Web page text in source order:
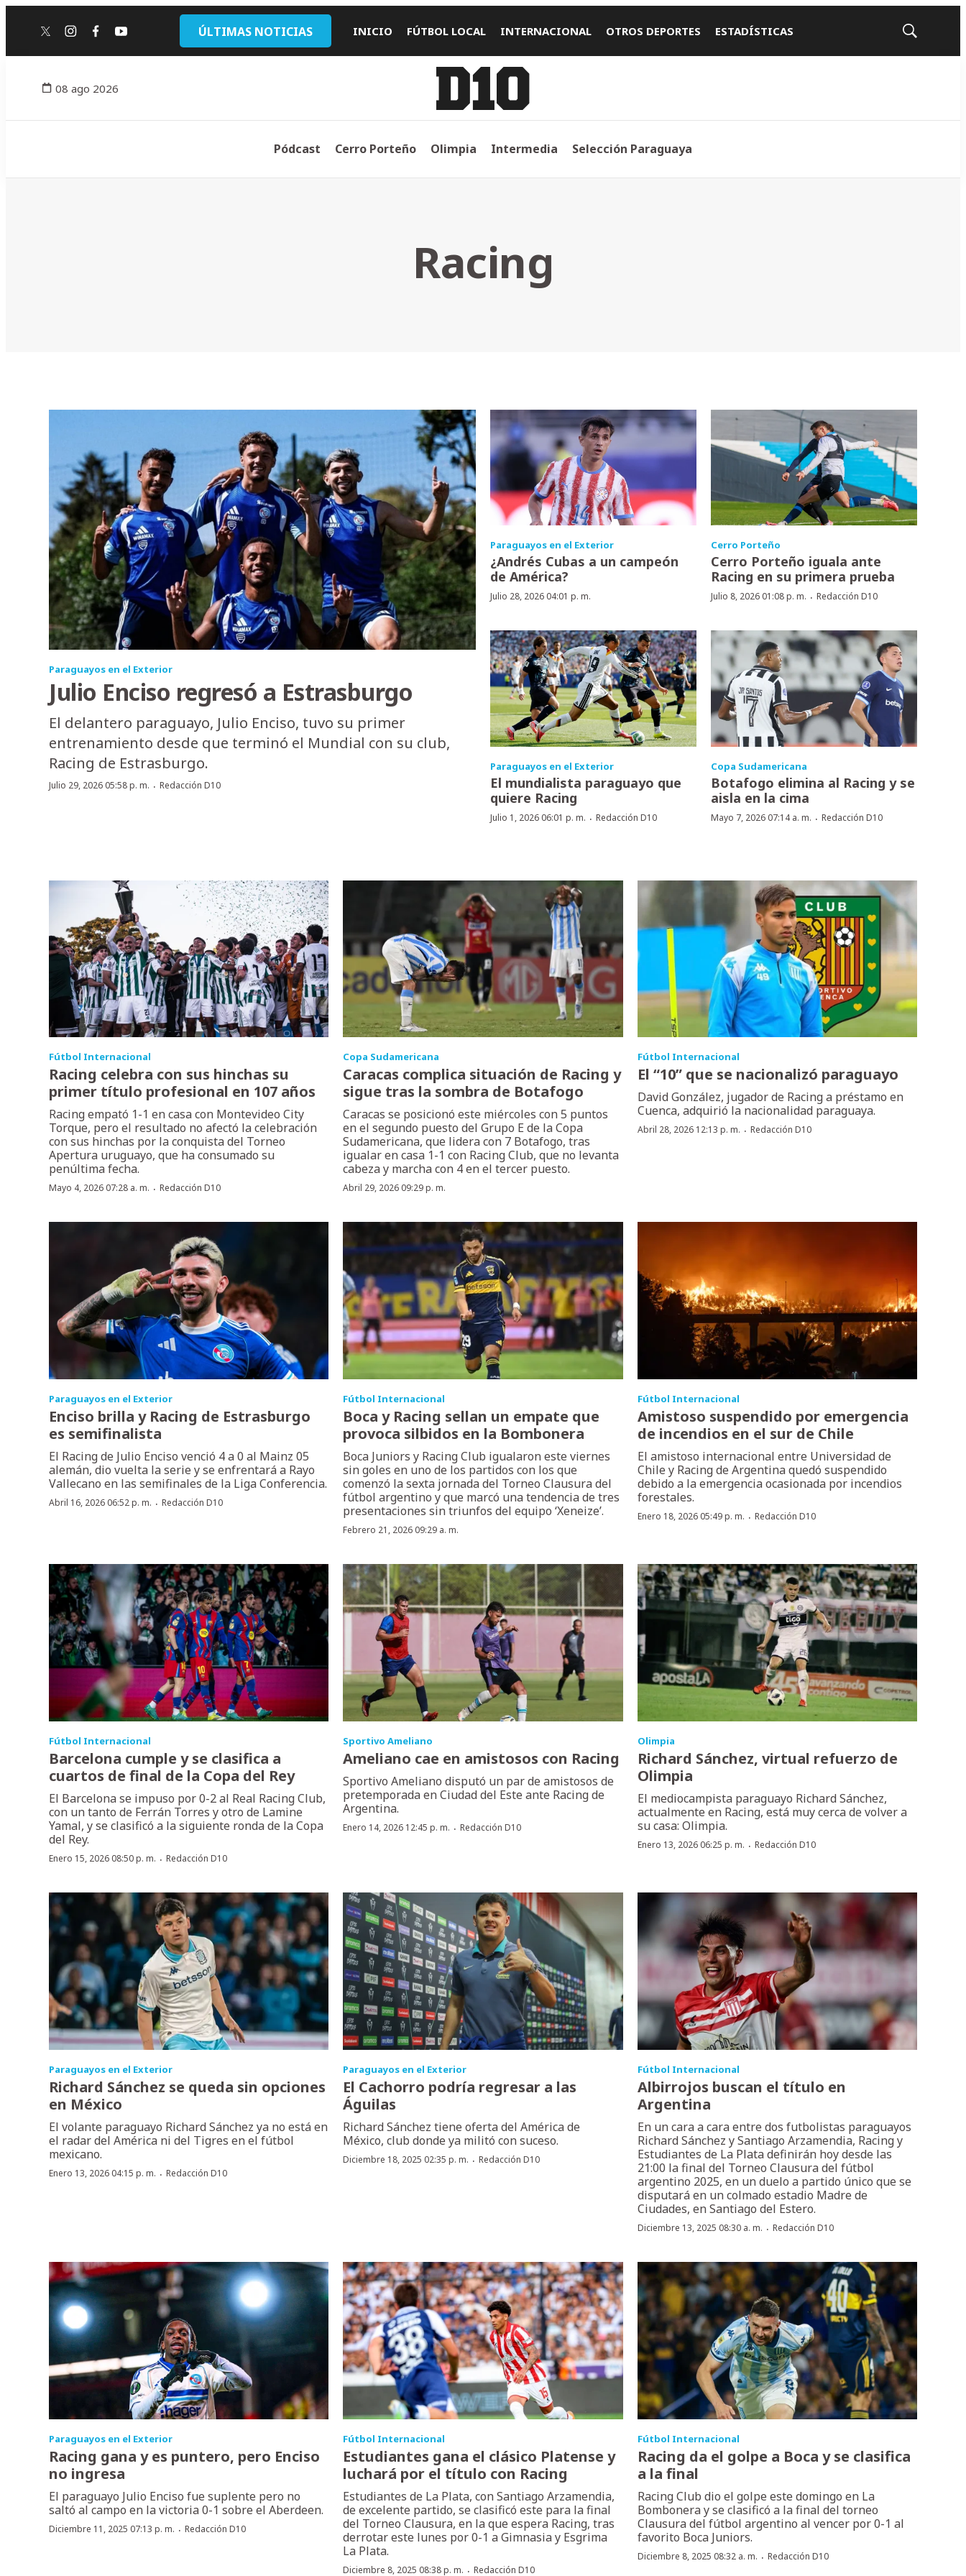
twitterinstagram
facebook
youtube ÚLTIMAS NOTICIAS INICIO FÚTBOL LOCAL INTERNACIONAL OTROS DEPORTES ESTADÍSTICAS
Mostrar
08 ago 2026
Pódcast Cerro Porteño Olimpia Intermedia Selección Paraguaya
Racing
Paraguayos en el Exterior
Julio Enciso regresó a Estrasburgo
El delantero paraguayo, Julio Enciso, tuvo su primer
entrenamiento desde que terminó el Mundial con su club,
Racing de Estrasburgo.
Julio 29, 2026 05:58 p. m. · Redacción D10
Paraguayos en el Exterior
¿Andrés Cubas a un campeón
de América?
Julio 28, 2026 04:01 p. m.
Cerro Porteño
Cerro Porteño iguala ante
Racing en su primera prueba
Julio 8, 2026 01:08 p. m. · Redacción D10
Paraguayos en el Exterior
El mundialista paraguayo que
quiere Racing
Julio 1, 2026 06:01 p. m. · Redacción D10
Copa Sudamericana
Botafogo elimina al Racing y se
aisla en la cima
Mayo 7, 2026 07:14 a. m. · Redacción D10
Fútbol Internacional
Racing celebra con sus hinchas su
primer título profesional en 107 años
Racing empató 1-1 en casa con Montevideo City
Torque, pero el resultado no afectó la celebración
con sus hinchas por la conquista del Torneo
Apertura uruguayo, que ha consumado su
penúltima fecha.
Mayo 4, 2026 07:28 a. m. · Redacción D10
Copa Sudamericana
Caracas complica situación de Racing y
sigue tras la sombra de Botafogo
Caracas se posicionó este miércoles con 5 puntos
en el segundo puesto del Grupo E de la Copa
Sudamericana, que lidera con 7 Botafogo, tras
igualar en casa 1-1 con Racing Club, que no levanta
cabeza y marcha con 4 en el tercer puesto.
Abril 29, 2026 09:29 p. m.
Fútbol Internacional
El “10” que se nacionalizó paraguayo
David González, jugador de Racing a préstamo en
Cuenca, adquirió la nacionalidad paraguaya.
Abril 28, 2026 12:13 p. m. · Redacción D10
Paraguayos en el Exterior
Enciso brilla y Racing de Estrasburgo
es semifinalista
El Racing de Julio Enciso venció 4 a 0 al Mainz 05
alemán, dio vuelta la serie y se enfrentará a Rayo
Vallecano en las semifinales de la Liga Conferencia.
Abril 16, 2026 06:52 p. m. · Redacción D10
Fútbol Internacional
Boca y Racing sellan un empate que
provoca silbidos en la Bombonera
Boca Juniors y Racing Club igualaron este viernes
sin goles en uno de los partidos con los que
comenzó la sexta jornada del Torneo Clausura del
fútbol argentino y que marcó una tendencia de tres
presentaciones sin triunfos del equipo ‘Xeneize’.
Febrero 21, 2026 09:29 a. m.
Fútbol Internacional
Amistoso suspendido por emergencia
de incendios en el sur de Chile
El amistoso internacional entre Universidad de
Chile y Racing de Argentina quedó suspendido
debido a la emergencia ocasionada por incendios
forestales.
Enero 18, 2026 05:49 p. m. · Redacción D10
Fútbol Internacional
Barcelona cumple y se clasifica a
cuartos de final de la Copa del Rey
El Barcelona se impuso por 0-2 al Real Racing Club,
con un tanto de Ferrán Torres y otro de Lamine
Yamal, y se clasificó a la siguiente ronda de la Copa
del Rey.
Enero 15, 2026 08:50 p. m. · Redacción D10
Sportivo Ameliano
Ameliano cae en amistosos con Racing
Sportivo Ameliano disputó un par de amistosos de
pretemporada en Ciudad del Este ante Racing de
Argentina.
Enero 14, 2026 12:45 p. m. ·Redacción D10
Olimpia
Richard Sánchez, virtual refuerzo de
Olimpia
El mediocampista paraguayo Richard Sánchez,
actualmente en Racing, está muy cerca de volver a
su casa: Olimpia.
Enero 13, 2026 06:25 p. m. · Redacción D10
Paraguayos en el Exterior
Richard Sánchez se queda sin opciones
en México
El volante paraguayo Richard Sánchez ya no está en
el radar del América ni del Tigres en el fútbol
mexicano.
Enero 13, 2026 04:15 p. m. · Redacción D10
Paraguayos en el Exterior
El Cachorro podría regresar a las
Águilas
Richard Sánchez tiene oferta del América de
México, club donde ya militó con suceso.
Diciembre 18, 2025 02:35 p. m. ·Redacción D10
Fútbol Internacional
Albirrojos buscan el título en
Argentina
En un cara a cara entre dos futbolistas paraguayos
Richard Sánchez y Santiago Arzamendia, Racing y
Estudiantes de La Plata definirán hoy desde las
21:00 la final del Torneo Clausura del fútbol
argentino 2025, en un duelo a partido único que se
disputará en un colmado estadio Madre de
Ciudades, en Santiago del Estero.
Diciembre 13, 2025 08:30 a. m. · Redacción D10
Paraguayos en el Exterior
Racing gana y es puntero, pero Enciso
no ingresa
El paraguayo Julio Enciso fue suplente pero no
saltó al campo en la victoria 0-1 sobre el Aberdeen.
Diciembre 11, 2025 07:13 p. m. · Redacción D10
Fútbol Internacional
Estudiantes gana el clásico Platense y
luchará por el título con Racing
Estudiantes de La Plata, con Santiago Arzamendia,
de excelente partido, se clasificó este para la final
del Torneo Clausura, en la que espera Racing, tras
derrotar este lunes por 0-1 a Gimnasia y Esgrima
La Plata.
Diciembre 8, 2025 08:38 p. m. ·Redacción D10
Fútbol Internacional
Racing da el golpe a Boca y se clasifica
a la final
Racing Club dio el golpe este domingo en La
Bombonera y se clasificó a la final del torneo
Clausura del fútbol argentino al vencer por 0-1 al
favorito Boca Juniors.
Diciembre 8, 2025 08:32 a. m. · Redacción D10